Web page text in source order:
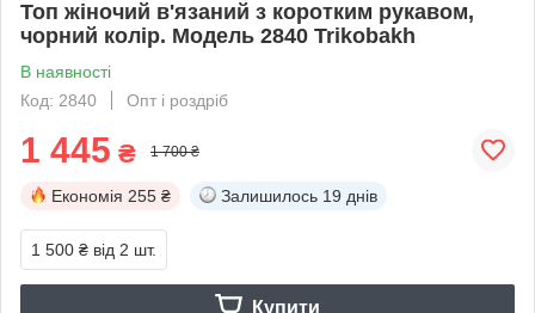
Топ жіночий в'язаний з коротким рукавом,
чорний колір. Модель 2840 Trikobakh
В наявності
Код: 2840
Опт і роздріб
1 445 ₴ 1 700 ₴
Економія 255 ₴ Залишилось 19 днів
1 500 ₴ від 2 шт.
Купити